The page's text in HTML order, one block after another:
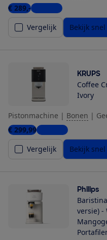
€ 289,-3 winkels
Vergelijk
Bekijk snel
KRUPS
Coffee
Ivory
Pistonmachine | Bonen |
€ 299,994 winkels
Vergelijk
Bekijk snel
Philips
versie) -